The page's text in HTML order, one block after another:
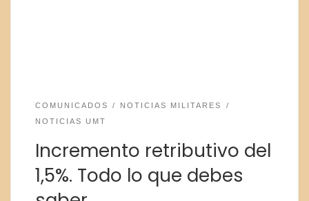
COMUNICADOS
NOTICIAS MILITARES
NOTICIAS UMT
Incremento retributivo del
1,5%. Todo lo que debes